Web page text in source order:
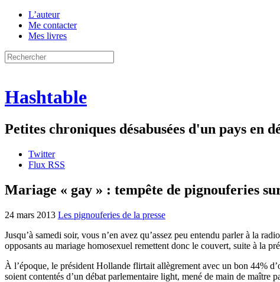
L’auteur
Me contacter
Mes livres
Hashtable
Petites chroniques désabusées d'un pays en
Twitter
Flux RSS
Mariage « gay » : tempête de pignouferies
24 mars 2013 Les pignouferies de la presse
Jusqu’à samedi soir, vous n’en avez qu’assez peu entendu parler à la
opposants au mariage homosexuel remettent donc le couvert, suite à la
À l’époque, le président Hollande flirtait allègrement avec un bon 44%
soient contentés d’un débat parlementaire light, mené de main de